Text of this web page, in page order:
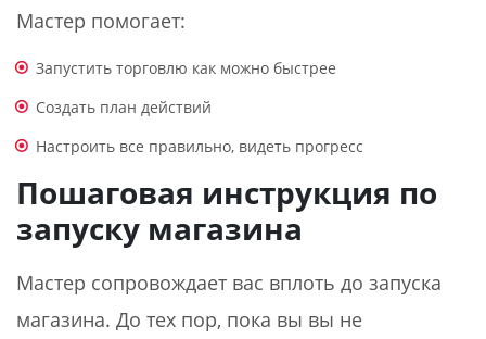
Мастер помогает:
Запустить торговлю как можно быстрее
Создать план действий
Настроить все правильно, видеть прогресс
Пошаговая инструкция по
запуску магазина
Мастер сопровождает вас вплоть до запуска
магазина. До тех пор, пока вы вы не